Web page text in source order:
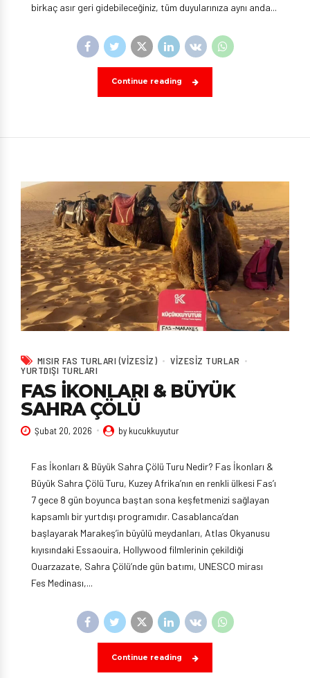
birkaç asır geri gidebileceğiniz, tüm duyularınıza aynı anda...
Continue reading
MISIR FAS TURLARI (VIZESIZ)
VIZESIZ TURLAR
YURTDIŞI TURLARI
FAS İKONLARI & BÜYÜK
SAHRA ÇÖLÜ
Şubat 20, 2026 by kucukkuyutur
Fas İkonları & Büyük Sahra Çölü Turu Nedir? Fas İkonları &
Büyük Sahra Çölü Turu, Kuzey Afrika’nın en renkli ülkesi Fas’ı
7 gece 8 gün boyunca baştan sona keşfetmenizi sağlayan
kapsamlı bir yurtdışı programıdır. Casablanca’dan
başlayarak Marakeş’in büyülü meydanları, Atlas Okyanusu
kıyısındaki Essaouira, Hollywood filmlerinin çekildiği
Ouarzazate, Sahra Çölü’nde gün batımı, UNESCO mirası
Fes Medinası,...
Continue reading